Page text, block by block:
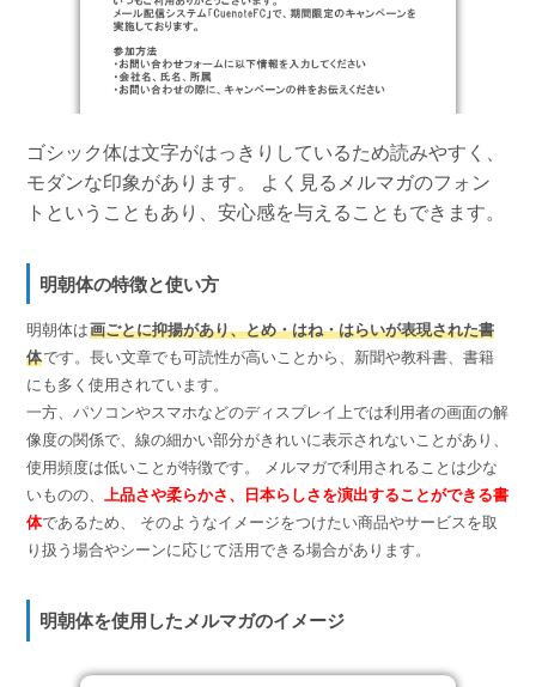
ゴシック体は文字がはっきりしているため読みやすく、
モダンな印象があります。 よく見るメルマガのフォン
トということもあり、安心感を与えることもできます。
明朝体の特徴と使い方
明朝体は画ごとに抑揚があり、とめ・はね・はらいが表現された書
体です。長い文章でも可読性が高いことから、新聞や教科書、書籍
にも多く使用されています。
一方、パソコンやスマホなどのディスプレイ上では利用者の画面の解
像度の関係で、線の細かい部分がきれいに表示されないことがあり、
使用頻度は低いことが特徴です。 メルマガで利用されることは少な
いものの、上品さや柔らかさ、日本らしさを演出することができる書
体であるため、 そのようなイメージをつけたい商品やサービスを取
り扱う場合やシーンに応じて活用できる場合があります。
明朝体を使用したメルマガのイメージ